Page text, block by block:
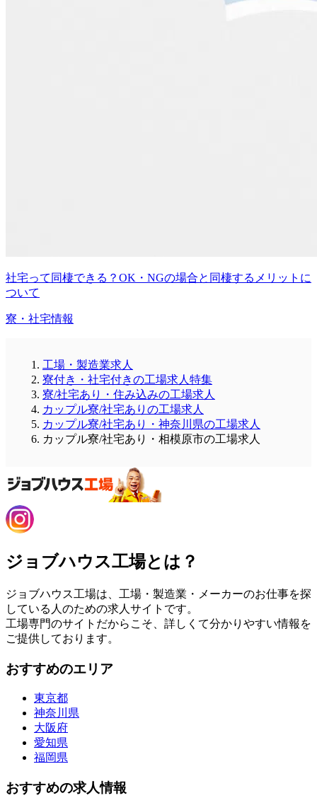
社宅って同棲できる？OK・NGの場合と同棲するメリットに
ついて
寮・社宅情報
工場・製造業求人
寮付き・社宅付きの工場求人特集
寮/社宅あり・住み込みの工場求人
カップル寮/社宅ありの工場求人
カップル寮/社宅あり・神奈川県の工場求人
カップル寮/社宅あり・相模原市の工場求人
ジョブハウス工場とは？
ジョブハウス工場は、工場・製造業・メーカーのお仕事を探
している人のための求人サイトです。
工場専門のサイトだからこそ、詳しくて分かりやすい情報を
ご提供しております。
おすすめのエリア
東京都
神奈川県
大阪府
愛知県
福岡県
おすすめの求人情報